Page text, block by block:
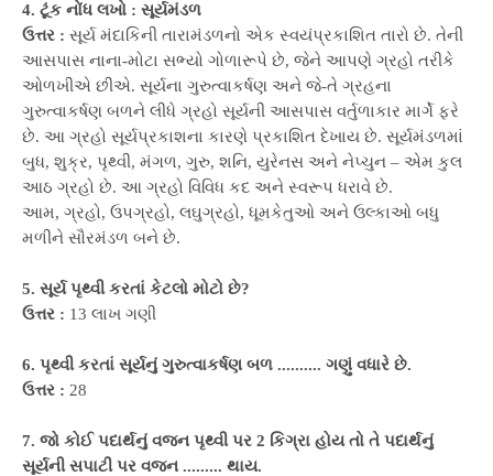
4. ટૂંક નોંધ લખો : સૂર્યમંડળ
ઉત્તર : સૂર્ય મંદાકિની તારામંડળનો એક સ્વયંપ્રકાશિત તારો છે. તેની
આસપાસ નાના-મોટા સભ્યો ગોળારૂપે છે, જેને આપણે ગ્રહો તરીકે
ઓળખીએ છીએ. સૂર્યના ગુરુત્વાકર્ષણ અને જે-તે ગ્રહના
ગુરુત્વાકર્ષણ બળને લીધે ગ્રહો સૂર્યની આસપાસ વર્તુળાકાર માર્ગે ફરે
છે. આ ગ્રહો સૂર્યપ્રકાશના કારણે પ્રકાશિત દેખાય છે. સૂર્યમંડળમાં
બુધ, શુક્ર, પૃથ્વી, મંગળ, ગુરુ, શનિ, યુરેનસ અને નેપ્ચુન – એમ કુલ
આઠ ગ્રહો છે. આ ગ્રહો વિવિધ કદ અને સ્વરૂપ ધરાવે છે.
આમ, ગ્રહો, ઉપગ્રહો, લઘુગ્રહો, ધૂમકેતુઓ અને ઉલ્કાઓ બધુ
મળીને સૌરમંડળ બને છે.
5. સૂર્ય પૃથ્વી કરતાં કેટલો મોટો છે?
ઉત્તર : 13 લાખ ગણી
6. પૃથ્વી કરતાં સૂર્યનું ગુરુત્વાકર્ષણ બળ .......... ગણું વધારે છે.
ઉત્તર : 28
7. જો કોઈ પદાર્થનું વજન પૃથ્વી પર 2 કિગ્રા હોય તો તે પદાર્થનું
સૂર્યની સપાટી પર વજન ......... થાય.